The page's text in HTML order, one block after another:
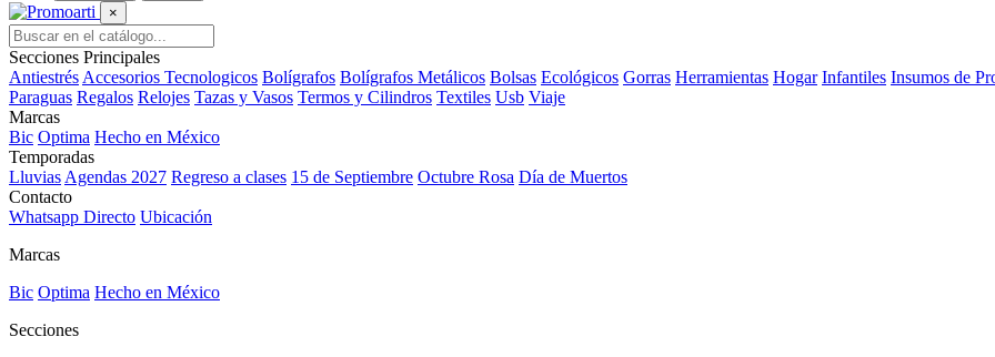
×
Secciones Principales
Antiestrés Accesorios Tecnologicos Bolígrafos Bolígrafos Metálicos Bolsas Ecológicos Gorras Herramientas Hogar Infantiles Insumos de
Paraguas Regalos Relojes Tazas y Vasos Termos y Cilindros Textiles Usb Viaje
Marcas
Bic Optima Hecho en México
Temporadas
Lluvias Agendas 2027 Regreso a clases 15 de Septiembre Octubre Rosa Día de Muertos
Contacto
Whatsapp Directo Ubicación
Marcas
Bic Optima Hecho en México
Secciones